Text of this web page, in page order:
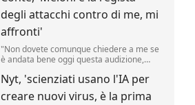
Juncheng, n.
degli attacchi contro di me, mi
affronti'
"Non dovete comunque chiedere a me se
è andata bene oggi questa audizione,
soddisfatta, perché lei è la regista di tutto
Nyt, 'scienziati usano l'IA per
creare nuovi virus, è la prima